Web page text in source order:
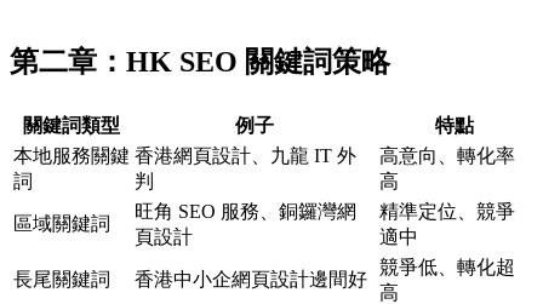
第二章：HK SEO 關鍵詞策略
關鍵詞類型 例子
特點
本地服務關鍵
詞
香港網頁設計、九龍 IT 外
判
高意向、轉化率
高
區域關鍵詞
旺角 SEO 服務、銅鑼灣網
頁設計
精準定位、競爭
適中
長尾關鍵詞 香港中小企網頁設計邊間好
競爭低、轉化超
高